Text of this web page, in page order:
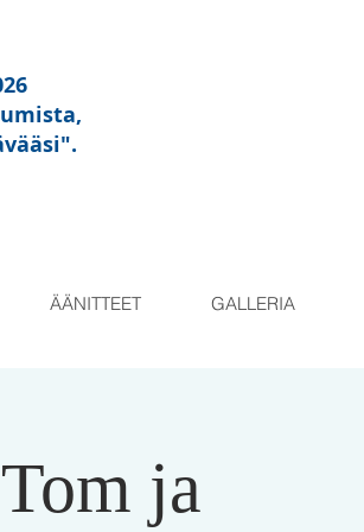
.
ÄÄNITTEET GALLERIA
ja